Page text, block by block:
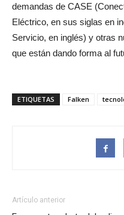
demandas de CASE
Eléctrico, en sus siglas en
Servicio, en inglés) y otras
que están dando forma al
ETIQUETAS Falken
Artículo anterior